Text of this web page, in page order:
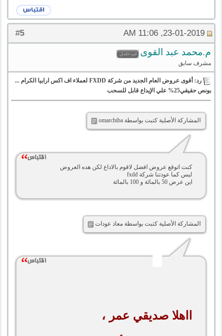
#
5 23-01-2019, 11:06 AM
م.محمد عبد القوى
مشرف سابق
رد: أقوى عروض العام الجديد من شركة FXDD لعملاء اف اكس ارابيا الكرام ...
بونص حقيقي25% علي الإيداع قابل للسحب
المشاركة الأصلية كتبت بواسطة omarchiba
كنت اتوقع عروض افضل لاقوم بالاداع لكن هده العروض
ليس كما عودتنا شركة fxdd
اين عرض 50 بالمائة و 100 بالمائة
المشاركة الأصلية كتبت بواسطة معاذ عودات
ااهلا صديقي عمر ،